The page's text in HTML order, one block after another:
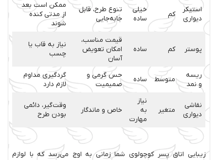
استیکر
دیواری
کم
خیلی
ساده
تنوع طرح، قابل
جابه‌جایی
ممکن است بعد
از مدتی کنده
شوند
پوستر کم ساده
قیمت مناسب،
امکان تعویض
آسان
نیاز به قاب یا
چسب
ریسه
و نمد
متوسط ساده
حس گرمی و
صمیمیت
گردگیری مداوم
لازم دارد
نقاشی
دیواری
متغیر
نیاز
به
مهارت
خاص و ماندگار
وقت‌گیر، دائمی
بودن طرح
زیبایی اتاق پسر کوچولوی شما زمانی به اوج می‌رسد که با لوازم